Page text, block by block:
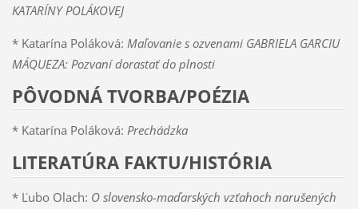
KATARÍNY POLÁKOVEJ
* Katarína Poláková: Maľovanie s ozvenami GABRIELA GARCIU
MÁQUEZA: Pozvaní dorastať do plnosti
PÔVODNÁ TVORBA/POÉZIA
* Katarína Poláková: Prechádzka
LITERATÚRA FAKTU/HISTÓRIA
* Ľubo Olach: O slovensko-maďarských vzťahoch narušených